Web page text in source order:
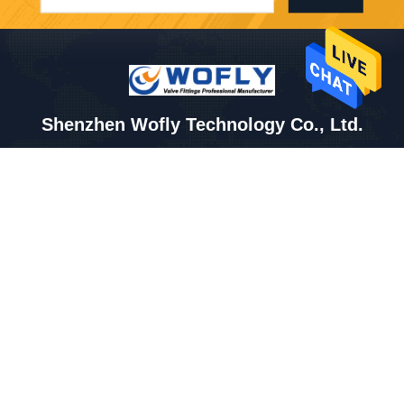
Shenzhen Wofly Technology Co., Ltd.